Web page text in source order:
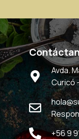
Avda.
Curicó
+56 9